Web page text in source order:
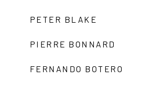
PETER BLAKE
PIERRE BONNARD
FERNANDO BOTERO